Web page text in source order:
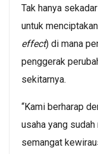
Tak hanya
untuk
effect) di mana
penggerak
sekitarnya.
“Kami berharap
usaha yang
semangat